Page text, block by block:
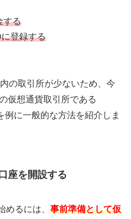
する
登録する
の取引所が少ないため、今
仮想通貨取引所である
例に一般的な方法を紹介しま
座を開設する
めるには、 事前準備として仮